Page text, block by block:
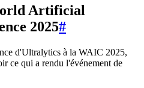
Artificial
2025#
d'Ultralytics à la WAIC 2025,
ce qui a rendu l'événement de